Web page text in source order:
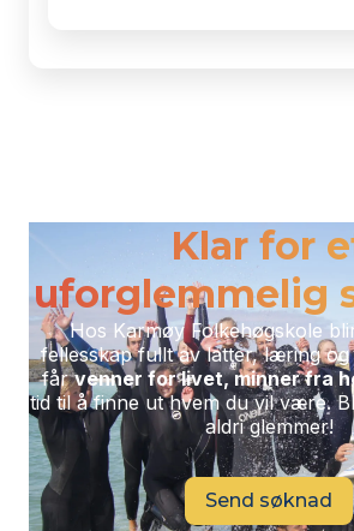
Klar for
uforglemmelig
Hos Karmøy Folkehøgskole
fellesskap fullt av latter, læring og
fårvenner for livet, minner fra
tid til å finne ut hvem du vil være.
aldri glemmer!
Send søknad